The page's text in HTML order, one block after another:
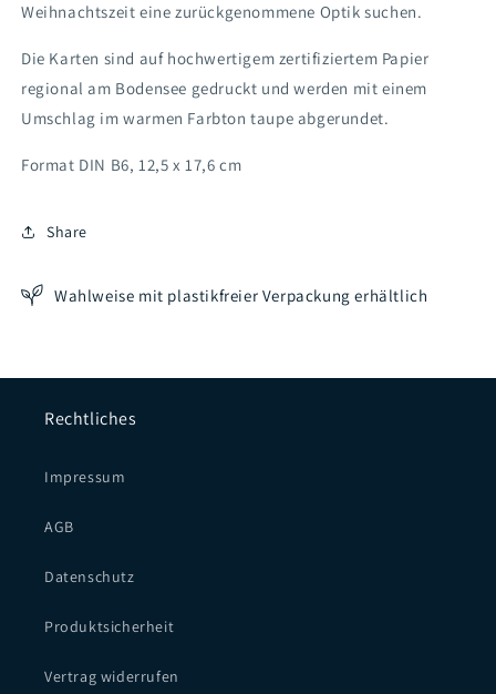
Weihnachtszeit eine zurückgenommene Optik suchen.
Die Karten sind auf hochwertigem zertifiziertem Papier
regional am Bodensee gedruckt und werden mit einem
Umschlag im warmen Farbton taupe abgerundet.
Format DIN B6, 12,5 x 17,6 cm
Share
Wahlweise mit plastikfreier Verpackung erhältlich
Rechtliches
Impressum
AGB
Datenschutz
Produktsicherheit
Vertrag widerrufen